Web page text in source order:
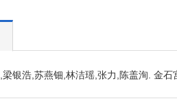
银浩,苏燕钿,林洁瑶,张力,陈盖洵. 金